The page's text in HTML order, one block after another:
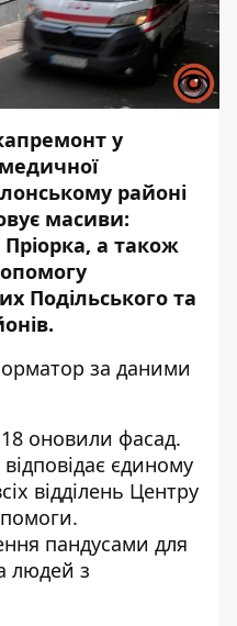
у
медичної
районі
масиви:
а також
Подільського та
за даними
18 оновили фасад.
єдиному
відділень Центру
пандусами для
людей з